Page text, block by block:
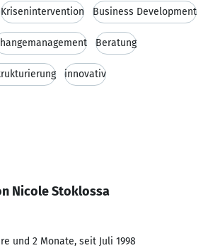
Krisenintervention Business Development
Beratung
innovativ
Nicole Stoklossa
und 2 Monate, seit Juli 1998